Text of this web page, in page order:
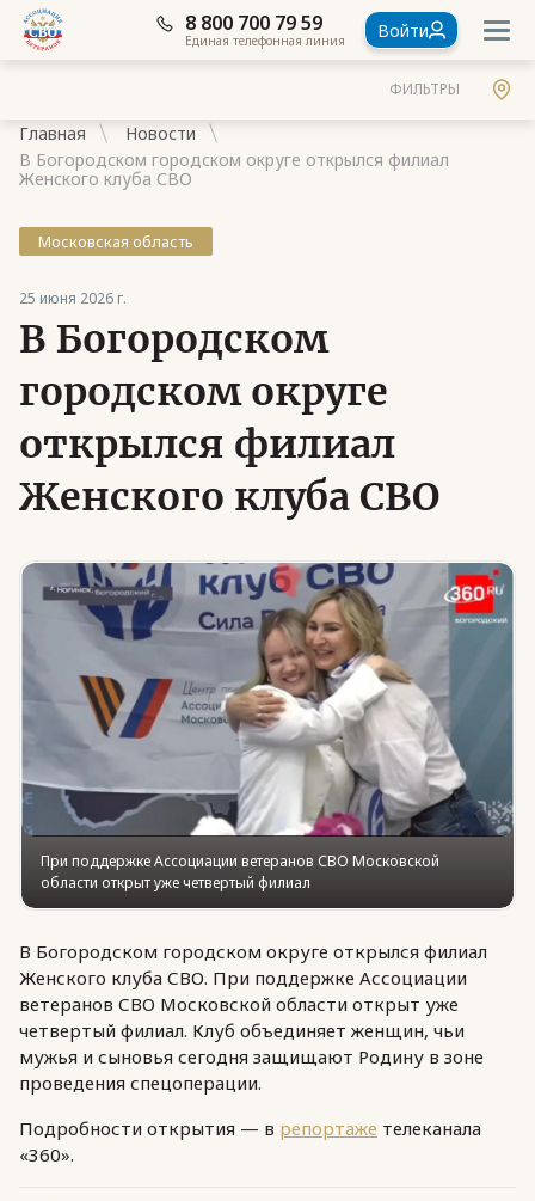
8 800 700 79 59
Единая телефонная линия Войти
ФИЛЬТРЫ
Главная
Новости
В Богородском городском округе открылся филиал
Женского клуба СВО
Московская область
25 июня 2026 г.
В Богородском
городском округе
открылся филиал
Женского клуба СВО
При поддержке Ассоциации ветеранов СВО Московской
области открыт уже четвертый филиал
В Богородском городском округе открылся филиал
Женского клуба СВО. При поддержке Ассоциации
ветеранов СВО Московской области открыт уже
четвертый филиал. Клуб объединяет женщин, чьи
мужья и сыновья сегодня защищают Родину в зоне
проведения спецоперации.
Подробности открытия — в репортаже телеканала
«360».
Стать членом Ассоциации ветеранов СВО
Ассоциация в субъектах России
Частые вопросы
Юридическая помощь
Региональные меры поддержки